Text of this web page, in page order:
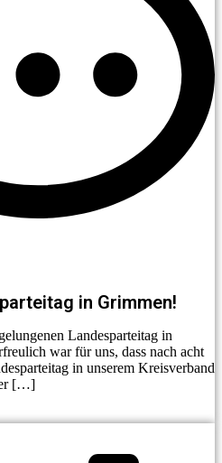
in Grimmen!
Landesparteitag in
war für uns, dass nach acht
in unserem Kreisverband
[…]